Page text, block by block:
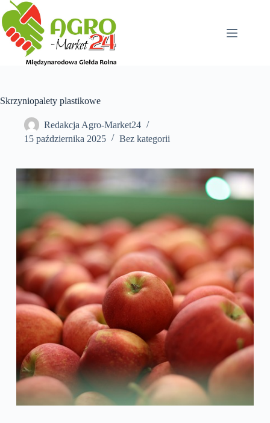
Przejdź
do
treści
Skrzyniopalety plastikowe
Redakcja Agro-Market24
15 października 2025
Bez kategorii